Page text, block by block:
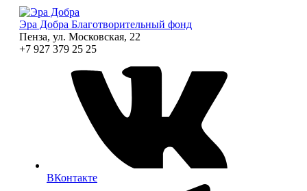
Эра Добра Благотворительный фонд
Пенза, ул. Московская, 22
+7 927 379 25 25
ВКонтакте